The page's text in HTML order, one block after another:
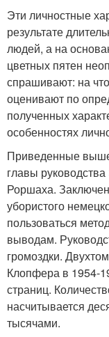
Эти личностные
результате
людей, а на
цветных пятен
спрашивают: на
оценивают по
полученных
особенностях
Приведенные
главы
Роршаха.
убористого
пользоваться
выводам.
громоздки.
Клопфера в 1954-
страниц.
насчитывается
тысячами.